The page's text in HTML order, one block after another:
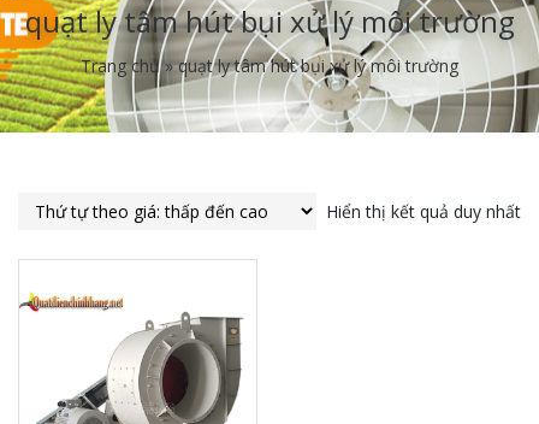
quạt ly tâm hút bụi xử lý môi trường
Trang chủ»quạt ly tâm hút bụi xử lý môi trường
Hiển thị kết quả duy nhất